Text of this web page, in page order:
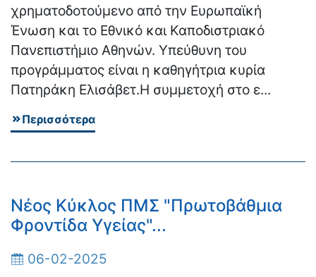
χρηματοδοτούμενο από την Ευρωπαϊκή
Ένωση και το Εθνικό και Καποδιστριακό
Πανεπιστήμιο Αθηνών. Υπεύθυνη του
προγράμματος είναι η καθηγήτρια κυρία
Πατηράκη Ελισάβετ.Η συμμετοχή στο ε...
Περισσότερα
Νέος Κύκλος ΠΜΣ "Πρωτοβάθμια
Φροντίδα Υγείας"...
06-02-2025